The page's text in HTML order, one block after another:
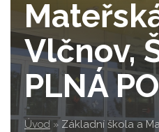
Vlčnov,
PLNÁ
Úvod » Základní škola a